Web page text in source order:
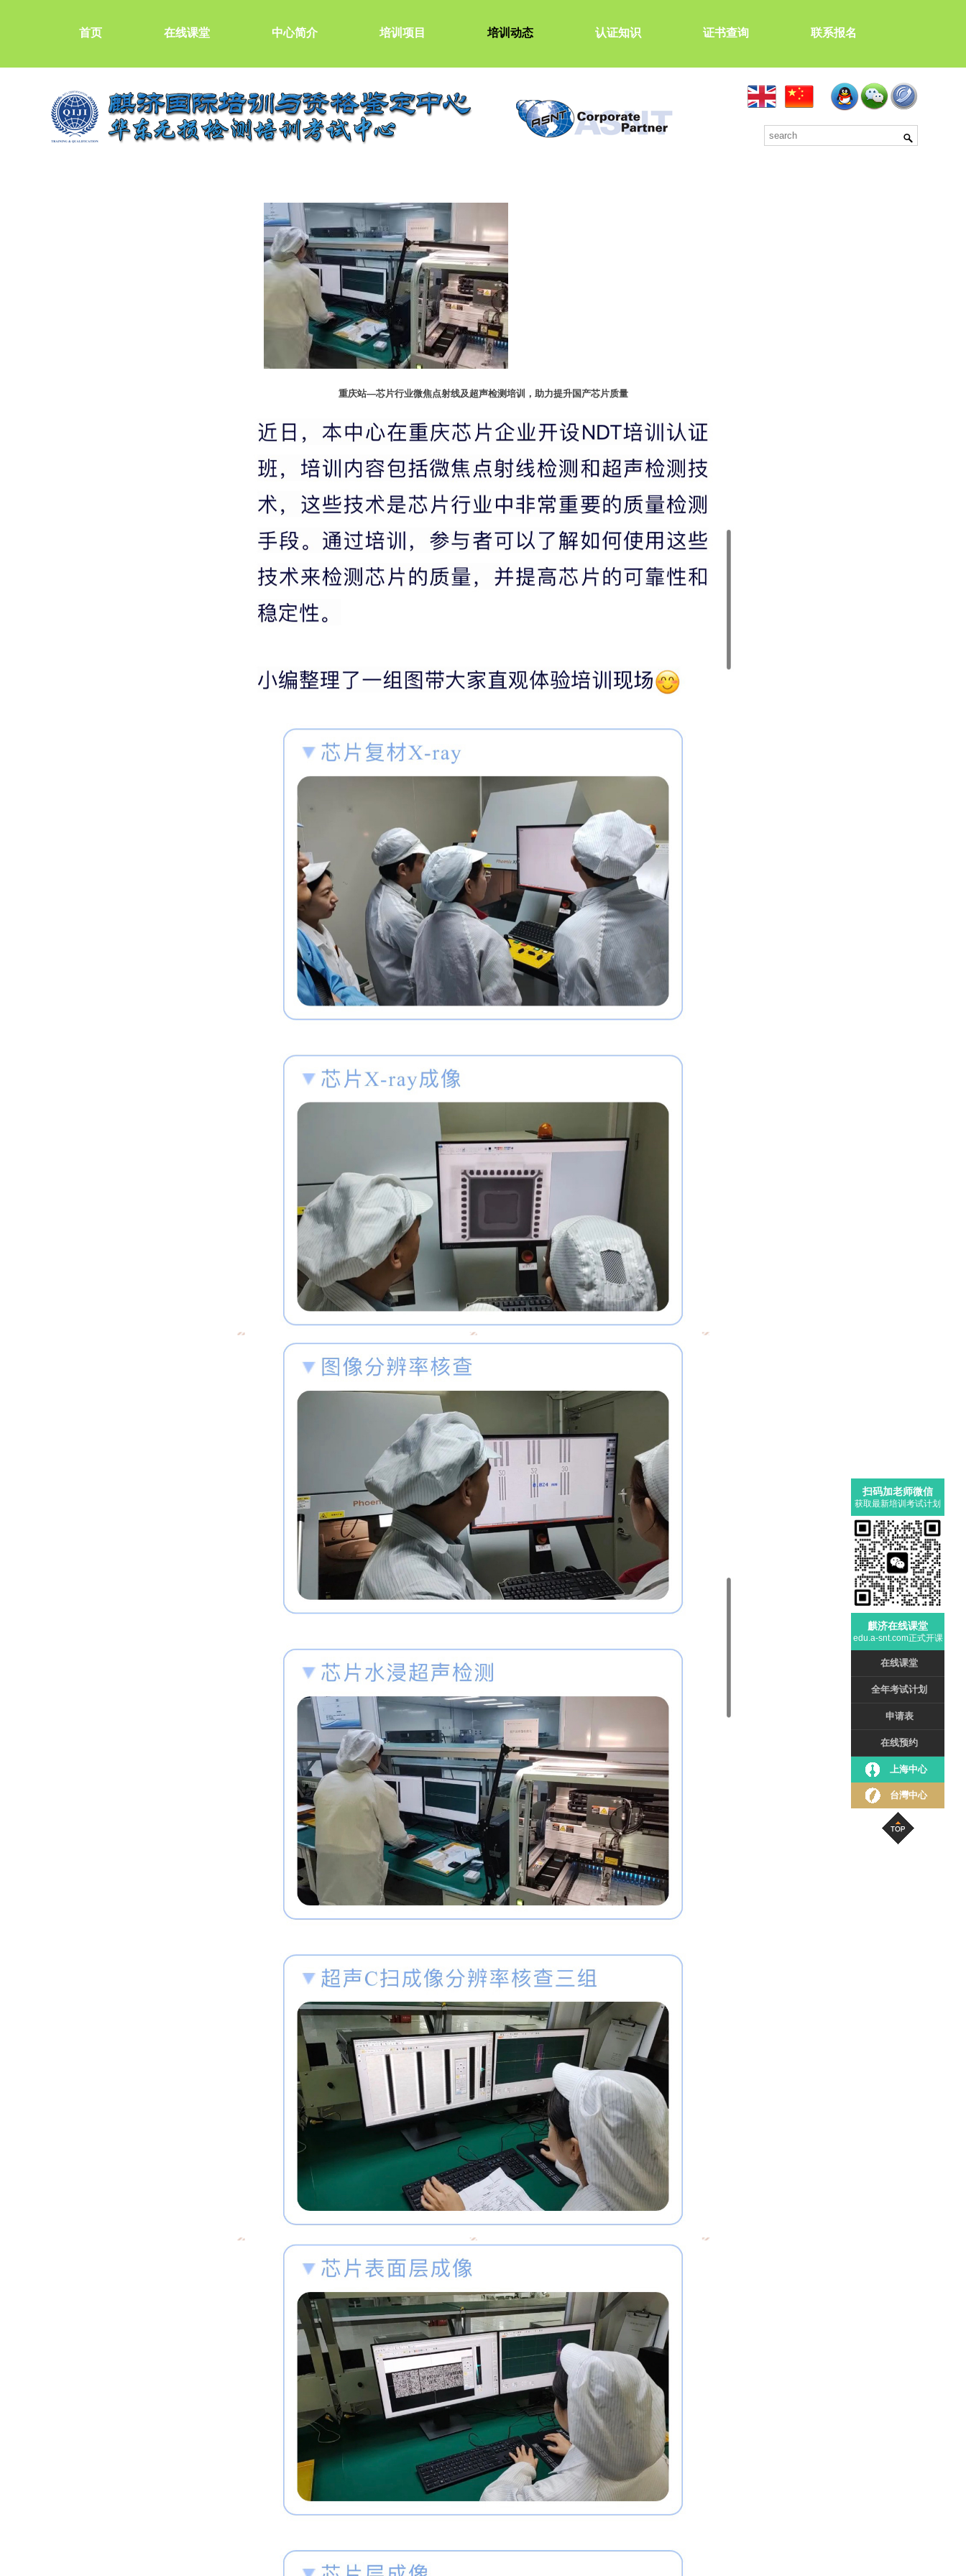
首页 在线课堂 中心简介 培训项目 培训动态 认证知识 证书查询 联系报名
重庆站—芯片行业微焦点射线及超声检测培训，助力提升国产芯片质量
扫码加老师微信
获取最新培训考试计划
麒济在线课堂
edu.a-snt.com正式开课
在线课堂
全年考试计划
申请表
在线预约
上海中心
台灣中心